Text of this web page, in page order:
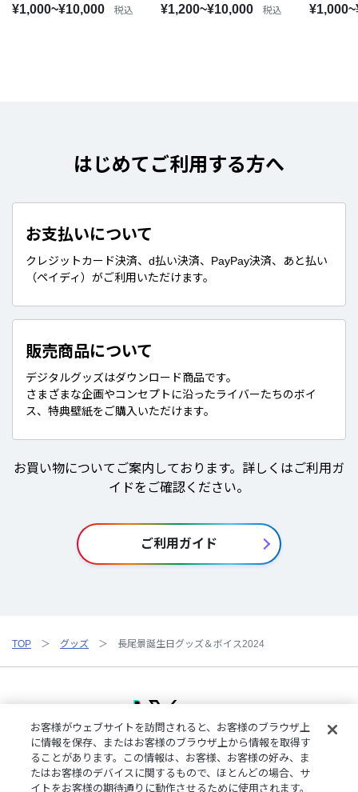
¥1,000~¥10,000 税込 ¥1,200~¥10,000 税込
はじめてご利用する方へ
お支払いについて
クレジットカード決済、d払い決済、PayPay決済、あと払い
（ペイディ）がご利用いただけます。
販売商品について
デジタルグッズはダウンロード商品です。
さまざまな企画やコンセプトに沿ったライバーたちのボイ
ス、特典壁紙をご購入いただけます。
お買い物についてご案内しております。詳しくはご利用ガ
イドをご確認ください。
ご利用ガイド
TOP グッズ 長尾景誕生日グッズ＆ボイス2024
ご利用規約プライバシーポリシー
特定商取引法に基づく表記
ご利用ガイドよくある質問お問い合わせにじさんじ公式サイト
お客様がウェブサイトを訪問されると、お客様のブラウザ上
に情報を保存、またはお客様のブラウザ上から情報を取得す
ることがあります。この情報は、お客様、お客様の好み、ま
たはお客様のデバイスに関するもので、ほとんどの場合、サ
イトをお客様の期待通りに動作させるために使用されます。